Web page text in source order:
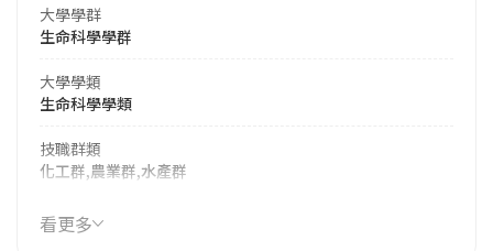
大學學群
生命科學學群
大學學類
生命科學學類
技職群類
化工群,農業群,水產群
114年學費
39,615 元/學期
看更多